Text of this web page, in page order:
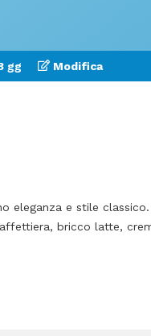
gg Modifica
eleganza e stile
bricco latte,